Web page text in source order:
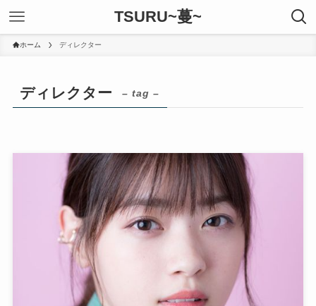
TSURU~蔓~
ホーム ディレクター
ディレクター – tag –